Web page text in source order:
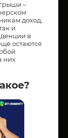
–
доход,
и
в
остаются
них